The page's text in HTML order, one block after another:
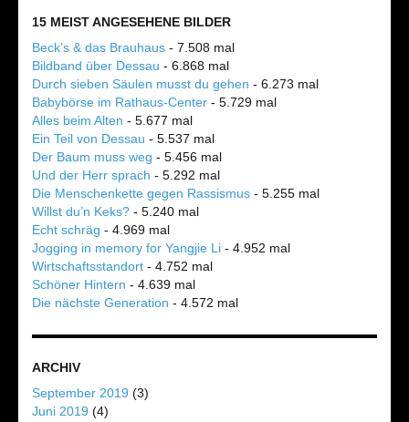
15 MEIST ANGESEHENE BILDER
Beck’s & das Brauhaus - 7.508 mal
Bildband über Dessau - 6.868 mal
Durch sieben Säulen musst du gehen - 6.273 mal
Babybörse im Rathaus-Center - 5.729 mal
Alles beim Alten - 5.677 mal
Ein Teil von Dessau - 5.537 mal
Der Baum muss weg - 5.456 mal
Und der Herr sprach - 5.292 mal
Die Menschenkette gegen Rassismus - 5.255 mal
Willst du’n Keks? - 5.240 mal
Echt schräg - 4.969 mal
Jogging in memory for Yangjie Li - 4.952 mal
Wirtschaftsstandort - 4.752 mal
Schöner Hintern - 4.639 mal
Die nächste Generation - 4.572 mal
ARCHIV
September 2019 (3)
Juni 2019 (4)